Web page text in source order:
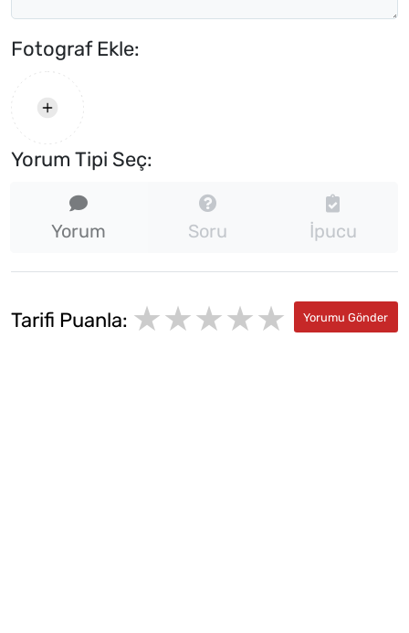
Fotograf Ekle:
Yorum Tipi Seç:
Yorum Soru İpucu
Tarifi Puanla: ★★★★★
★
★